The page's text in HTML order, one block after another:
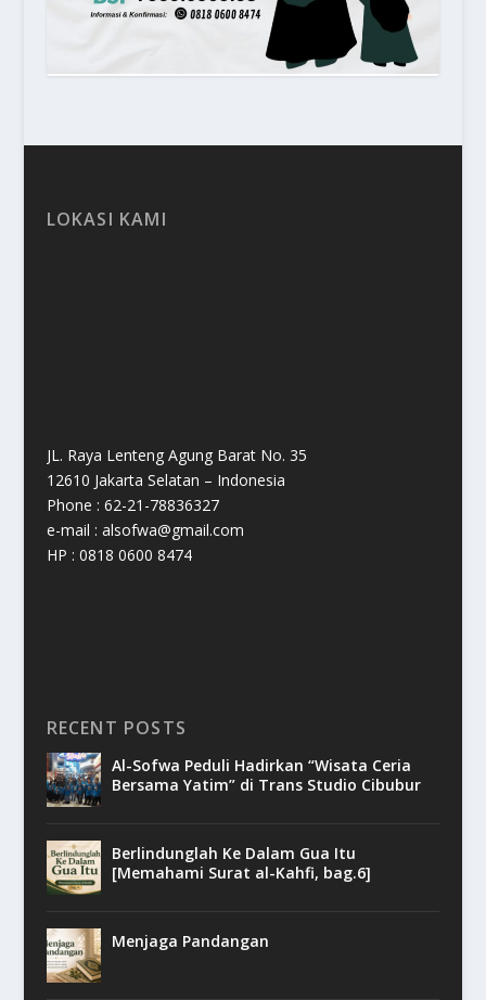
LOKASI KAMI
JL. Raya Lenteng Agung Barat No. 35
12610 Jakarta Selatan – Indonesia
Phone : 62-21-78836327
e-mail : alsofwa@gmail.com
HP : 0818 0600 8474
RECENT POSTS
Al-Sofwa Peduli Hadirkan “Wisata Ceria
Bersama Yatim” di Trans Studio Cibubur
Berlindunglah Ke Dalam Gua Itu
[Memahami Surat al-Kahfi, bag.6]
Menjaga Pandangan